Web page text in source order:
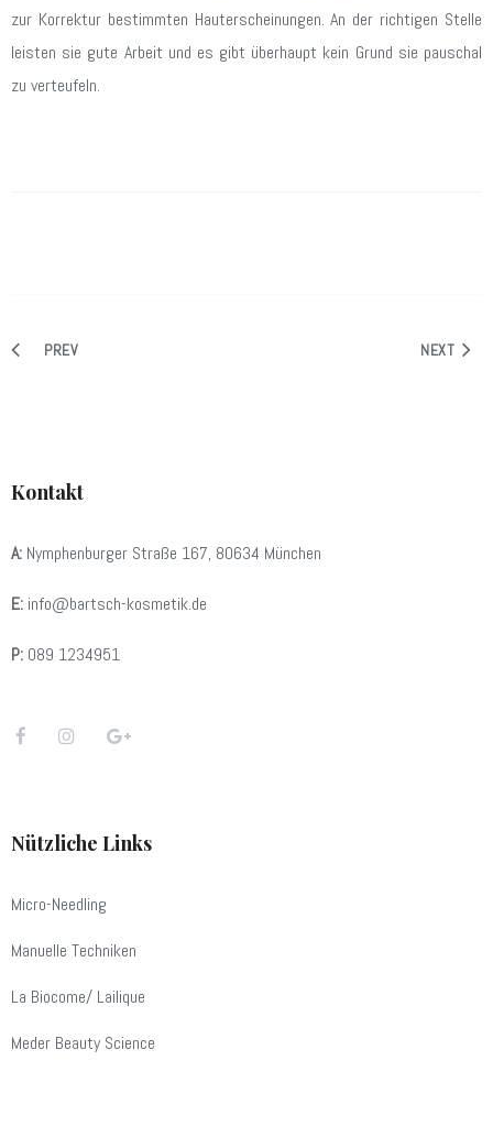
zur Korrektur bestimmten Hauterscheinungen. An der richtigen Stelle
leisten sie gute Arbeit und es gibt überhaupt kein Grund sie pauschal
zu verteufeln.
PREV NEXT
Kontakt
A: Nymphenburger Straße 167, 80634 München
E: info@bartsch-kosmetik.de
P: 089 1234951
Nützliche Links
Micro-Needling
Manuelle Techniken
La Biocome/ Lailique
Meder Beauty Science